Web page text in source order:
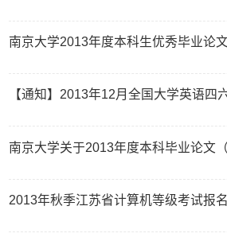
2013年秋季江苏省计算机等级考试报